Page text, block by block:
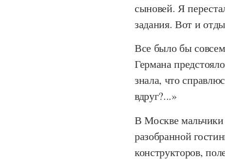
сыновей. Я
задания. Вот и
Все было бы
Германа
знала, что
вдруг?...»
В Москве мальчики
разобранной
конструкторов,